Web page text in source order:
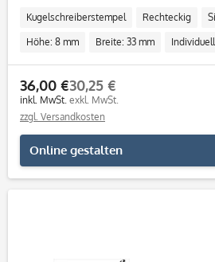
Kugelschreiberstempel Rechteckig
Höhe: 8 mm Breite: 33 mm Individuell
36,00 €
inkl. MwSt.
30,25 €
exkl. MwSt.
zzgl. Versandkosten
Online gestalten